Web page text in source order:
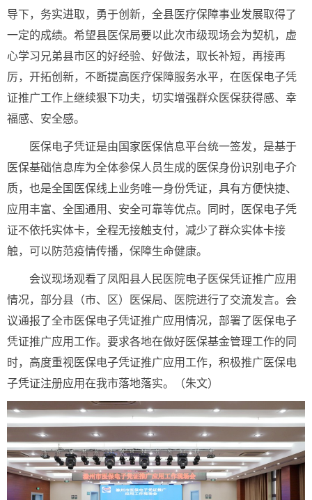
导下，务实进取，勇于创新，全县医疗保障事业发展取得了
一定的成绩。希望县医保局要以此次市级现场会为契机，虚
心学习兄弟县市区的好经验、好做法，取长补短，再接再
厉，开拓创新，不断提高医疗保障服务水平，在医保电子凭
证推广工作上继续狠下功夫，切实增强群众医保获得感、幸
福感、安全感。
医保电子凭证是由国家医保信息平台统一签发，是基于
医保基础信息库为全体参保人员生成的医保身份识别电子介
质，也是全国医保线上业务唯一身份凭证，具有方便快捷、
应用丰富、全国通用、安全可靠等优点。同时，医保电子凭
证不依托实体卡，全程无接触支付，减少了群众实体卡接
触，可以防范疫情传播，保障生命健康。
会议现场观看了凤阳县人民医院电子医保凭证推广应用
情况，部分县（市、区）医保局、医院进行了交流发言。会
议通报了全市医保电子凭证推广应用情况，部署了医保电子
凭证推广应用工作。要求各地在做好医保基金管理工作的同
时，高度重视医保电子凭证推广应用工作，积极推广医保电
子凭证注册应用在我市落地落实。（朱文）